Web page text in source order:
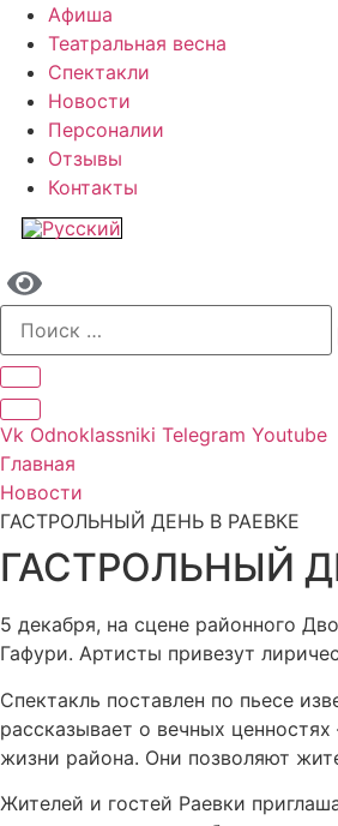
Афиша
Театральная весна
Спектакли
Новости
Персоналии
Отзывы
Контакты
Vk Odnoklassniki Telegram Youtube
Главная
Новости
ГАСТРОЛЬНЫЙ ДЕНЬ В РАЕВКЕ
ГАСТРОЛЬНЫЙ
5 декабря, на сцене районного
Гафури. Артисты привезут
Спектакль поставлен по пьесе
рассказывает о вечных
жизни района. Они позволяют
Жителей и гостей Раевки